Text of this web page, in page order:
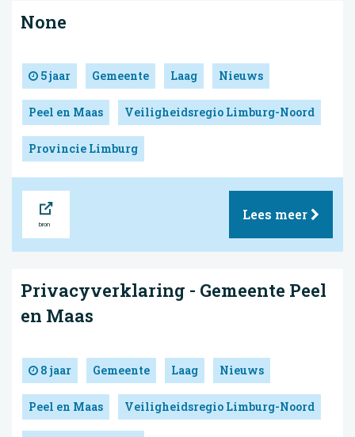
None
5 jaar Gemeente Laag Nieuws
Peel en Maas Veiligheidsregio Limburg-Noord
Provincie Limburg
Lees meer
Privacyverklaring - Gemeente Peel
en Maas
8 jaar Gemeente Laag Nieuws
Peel en Maas Veiligheidsregio Limburg-Noord